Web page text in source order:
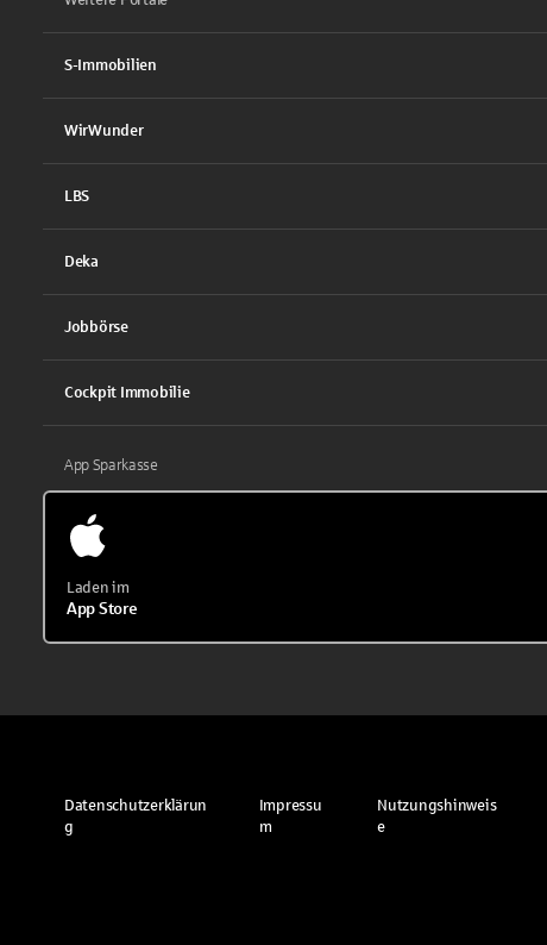
S-Immobilien
WirWunder
LBS
Deka
Jobbörse
Cockpit Immobilie
App Sparkasse
Laden im
App Store
Datenschutzerklärun
g
Impressu
m
Nutzungshinweis
e